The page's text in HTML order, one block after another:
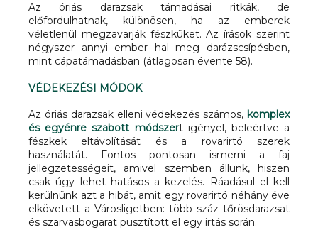
Az óriás darazsak támadásai ritkák, de
előfordulhatnak, különösen, ha az emberek
véletlenül megzavarják fészküket. Az írások szerint
négyszer annyi ember hal meg darázscsípésben,
mint cápatámadásban (átlagosan évente 58).
VÉDEKEZÉSI MÓDOK
Az óriás darazsak elleni védekezés számos, komplex
és egyénre szabott módszert igényel, beleértve a
fészkek eltávolítását és a rovarirtó szerek
használatát. Fontos pontosan ismerni a faj
jellegzetességeit, amivel szemben állunk, hiszen
csak úgy lehet hatásos a kezelés. Ráadásul el kell
kerülnünk azt a hibát, amit egy rovarirtó néhány éve
elkövetett a Városligetben: több száz tőrösdarazsat
és szarvasbogarat pusztított el egy irtás során.